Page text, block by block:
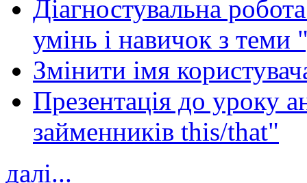
Діагностувальна
умінь і навичок з теми
Змінити імя
Презентація до уроку
займенників this/that"
далі...